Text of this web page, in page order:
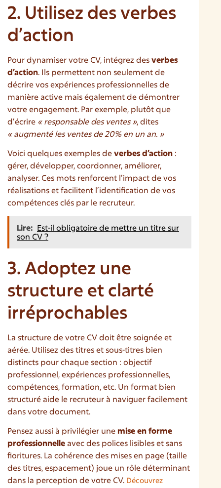
2. Utilisez des verbes
d’action
Pour dynamiser votre CV, intégrez desverbes
d’action. Ils permettent non seulement de
décrire vos expériences professionnelles de
manière active mais également de démontrer
votre engagement. Par exemple, plutôt que
d’écrire « responsable des ventes », dites
« augmenté les ventes de 20% en un an. »
Voici quelques exemples deverbes d’action :
gérer, développer, coordonner, améliorer,
analyser. Ces mots renforcent l’impact de vos
réalisations et facilitent l’identification de vos
compétences clés par le recruteur.
Lire: Est-il obligatoire de mettre un titre sur
son CV ?
3. Adoptez une
structure et clarté
irréprochables
La structure de votre CV doit être soignée et
aérée. Utilisez des titres et sous-titres bien
distincts pour chaque section : objectif
professionnel, expériences professionnelles,
compétences, formation, etc. Un format bien
structuré aide le recruteur à naviguer facilement
dans votre document.
Pensez aussi à privilégier une mise en forme
professionnelleavec des polices lisibles et sans
fioritures. La cohérence des mises en page (taille
des titres, espacement) joue un rôle déterminant
dans la perception de votre CV. Découvrez